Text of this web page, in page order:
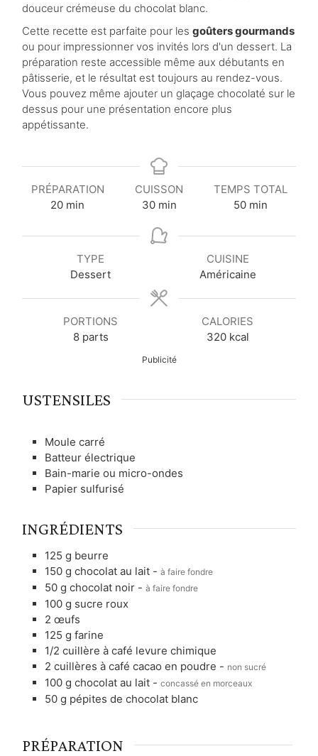
douceur crémeuse du chocolat blanc.
Cette recette est parfaite pour les goûters gourmands
ou pour impressionner vos invités lors d'un dessert. La
préparation reste accessible même aux débutants en
pâtisserie, et le résultat est toujours au rendez-vous.
Vous pouvez même ajouter un glaçage chocolaté sur le
dessus pour une présentation encore plus
appétissante.
PRÉPARATION
20m
n
s
min
CUISSON
30m
n
s
min
TEMPS TOTAL
50m
n
t
e
s
min
TYPE
Dessert
CUISINE
Américaine
PORTIONS
8 parts
CALORIES
320 kcal
Publicité
USTENSILES
Moule carré
Batteur électrique
Bain-marie ou micro-ondes
Papier sulfurisé
INGRÉDIENTS
125 g beurre
150 g chocolat au lait - à faire fondre
50 g chocolat noir - à faire fondre
100 g sucre roux
2 œufs
125 g farine
1/2 cuillère à café levure chimique
2 cuillères à café cacao en poudre - non sucré
100 g chocolat au lait - concassé en morceaux
50 g pépites de chocolat blanc
PRÉPARATION